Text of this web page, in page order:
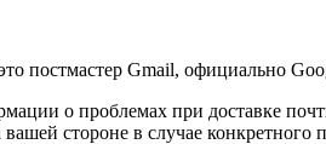
постмастер Gmail, официально
о проблемах при доставке
стороне в случае конкретного